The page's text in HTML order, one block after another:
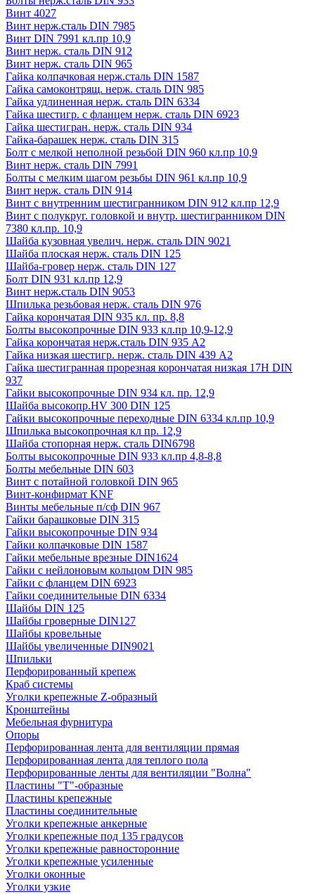
Винт 4027
Винт нерж.сталь DIN 7985
Винт DIN 7991 кл.пр 10,9
Винт нерж. сталь DIN 912
Винт нерж. сталь DIN 965
Гайка колпачковая нерж.сталь DIN 1587
Гайка самоконтрящ. нерж. сталь DIN 985
Гайка удлиненная нерж. сталь DIN 6334
Гайка шестигр. с фланцем нерж. сталь DIN 6923
Гайка шестигран. нерж. сталь DIN 934
Гайка-барашек нерж. сталь DIN 315
Болт с мелкой неполной резьбой DIN 960 кл.пр 10,9
Винт нерж. сталь DIN 7991
Болты с мелким шагом резьбы DIN 961 кл.пр 10,9
Винт нерж. сталь DIN 914
Винт с внутренним шестигранником DIN 912 кл.пр 12,9
Винт с полукруг. головкой и внутр. шестигранником DIN
7380 кл.пр. 10,9
Шайба кузовная увелич. нерж. сталь DIN 9021
Шайба плоская нерж. сталь DIN 125
Шайба-гровер нерж. сталь DIN 127
Болт DIN 931 кл.пр 12,9
Винт нерж.сталь DIN 9053
Шпилька резьбовая нерж. сталь DIN 976
Гайка корончатая DIN 935 кл. пр. 8,8
Болты высокопрочные DIN 933 кл.пр 10,9-12,9
Гайка корончатая нерж.сталь DIN 935 А2
Гайка низкая шестигр. нерж. сталь DIN 439 А2
Гайка шестигранная прорезная корончатая низкая 17H DIN
937
Гайки высокопрочные DIN 934 кл. пр. 12,9
Шайба высокопр.HV 300 DIN 125
Гайки высокопрочные переходные DIN 6334 кл.пр 10,9
Шпилька высокопрочная кл пр. 12,9
Шайба стопорная нерж. сталь DIN6798
Болты высокопрочные DIN 933 кл.пр 4,8-8,8
Болты мебельные DIN 603
Винт с потайной головкой DIN 965
Винт-конфирмат KNF
Винты мебельные п/сф DIN 967
Гайки барашковые DIN 315
Гайки высокопрочные DIN 934
Гайки колпачковые DIN 1587
Гайки мебельные врезные DIN1624
Гайки с нейлоновым кольцом DIN 985
Гайки с фланцем DIN 6923
Гайки соединительные DIN 6334
Шайбы DIN 125
Шайбы гроверные DIN127
Шайбы кровельные
Шайбы увеличенные DIN9021
Шпильки
Перфорированный крепеж
Краб системы
Уголки крепежные Z-образный
Кронштейны
Мебельная фурнитура
Опоры
Перфорированная лента для вентиляции прямая
Перфорированная лента для теплого пола
Перфорированные ленты для вентиляции "Волна"
Пластины "Т"-образные
Пластины крепежные
Пластины соединительные
Уголки крепежные анкерные
Уголки крепежные под 135 градусов
Уголки крепежные равносторонние
Уголки крепежные усиленные
Уголки оконные
Уголки узкие